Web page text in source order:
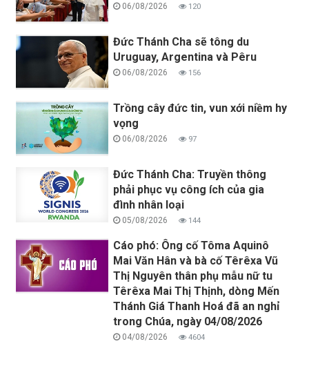
06/08/2026 120
Đức Thánh Cha sẽ tông du
Uruguay, Argentina và Pêru
06/08/2026 156
Trồng cây đức tin, vun xới niềm hy
vọng
06/08/2026 97
Đức Thánh Cha: Truyền thông
phải phục vụ công ích của gia
đình nhân loại
05/08/2026 144
Cáo phó: Ông cố Tôma Aquinô
Mai Văn Hân và bà cố Têrêxa Vũ
Thị Nguyên thân phụ mẫu nữ tu
Têrêxa Mai Thị Thịnh, dòng Mến
Thánh Giá Thanh Hoá đã an nghỉ
trong Chúa, ngày 04/08/2026
04/08/2026 4604